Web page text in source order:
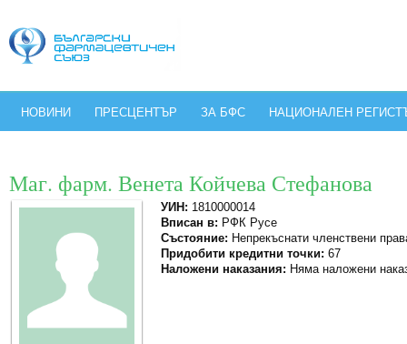
НОВИНИ ПРЕСЦЕНТЪР ЗА БФС НАЦИОНАЛЕН
Маг. фарм. Венета Койчева Стефанова
УИН: 1810000014
Вписан в: РФК Русе
Състояние: Непрекъснати членствени
Придобити кредитни точки: 67
Наложени наказания: Няма наложени